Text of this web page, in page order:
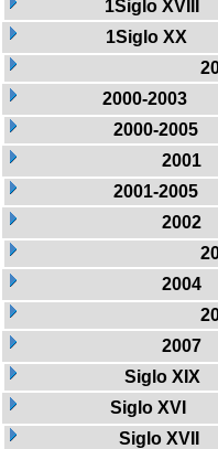
1Siglo XVIII
1Siglo XX
2000-2003
2000-2005
2001
2001-2005
2002
2004
2007
Siglo XIX
Siglo XVI
Siglo XVII